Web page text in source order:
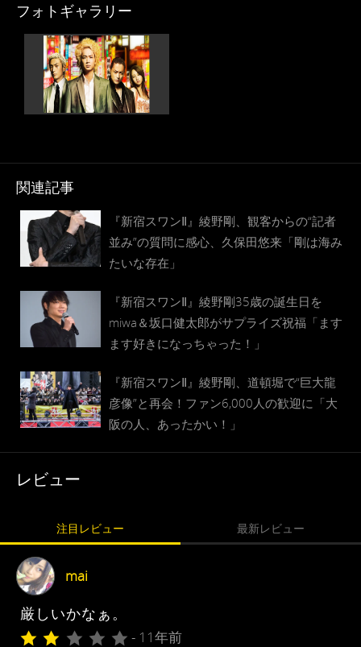
フォトギャラリー
関連記事
『新宿スワンⅡ』綾野剛、観客からの“記者
並み”の質問に感心、久保田悠来「剛は海み
たいな存在」
『新宿スワンⅡ』綾野剛35歳の誕生日を
miwa＆坂口健太郎がサプライズ祝福「ます
ます好きになっちゃった！」
『新宿スワンⅡ』綾野剛、道頓堀で“巨大龍
彦像”と再会！ファン6,000人の歓迎に「大
阪の人、あったかい！」
レビュー
注目レビュー 最新レビュー
mai
厳しいかなぁ。
- 11年前